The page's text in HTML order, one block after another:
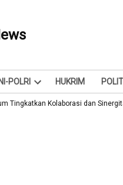
POLRI
Open
dropdown
HUKRIM
Tingkatkan Kolaborasi dan